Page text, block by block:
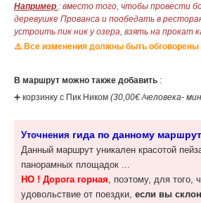
Например : вместо того, чтобы провести
деревушке Прованса и пообедать в
устроить пик ник у озера, взять на прокат
⚠️ Все изменения должны быть обговорены
‌В маршрут можно также добавить :
‌➕ корзинку с Пик Ником (30,00€ /человека-
Уточнения гида по данному
Данный маршрут уникален красотой
панорамных площадок ...
НО ! Дорога горная, поэтому, для того,
удовольствие от поездки, если вы